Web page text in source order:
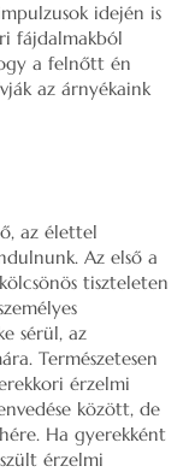
idején is
fájdalmakból
a felnőtt én
az árnyékaink
az élettel
Az első a
tiszteleten
sérül, az
Természetesen
érzelmi
között, de
Ha gyerekként
érzelmi